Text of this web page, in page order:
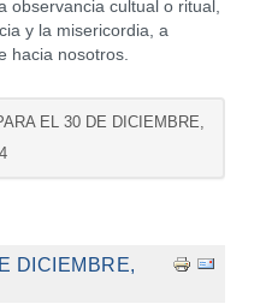
observancia cultual o ritual,
y la misericordia, a
hacia nosotros.
EL 30 DE DICIEMBRE,
DICIEMBRE,